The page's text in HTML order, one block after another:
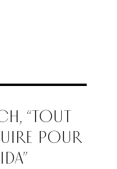
“TOUT
POUR